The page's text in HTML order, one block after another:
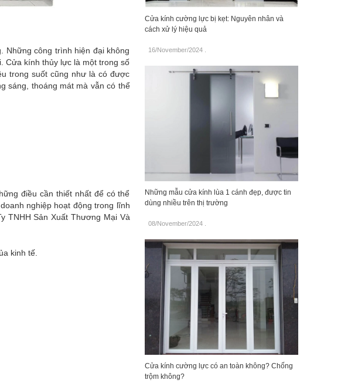
Những công trình hiện đại không
Cửa kính thủy lực là một trong số
trong suốt cũng như là có được
sáng, thoáng mát mà vẫn có thể
điều cần thiết nhất để có thể
nghiệp hoạt động trong lĩnh
TNHH Sản Xuất Thương Mại Và
kinh tế.
Cửa kính cường lực bị kẹt: Nguyên nhân và
cách xử lý hiệu quả
16/November/2024.
Những mẫu cửa kính lùa 1 cánh đẹp, được tin
dùng nhiều trên thị trường
08/November/2024.
Cửa kính cường lực có an toàn không? Chống
trộm không?